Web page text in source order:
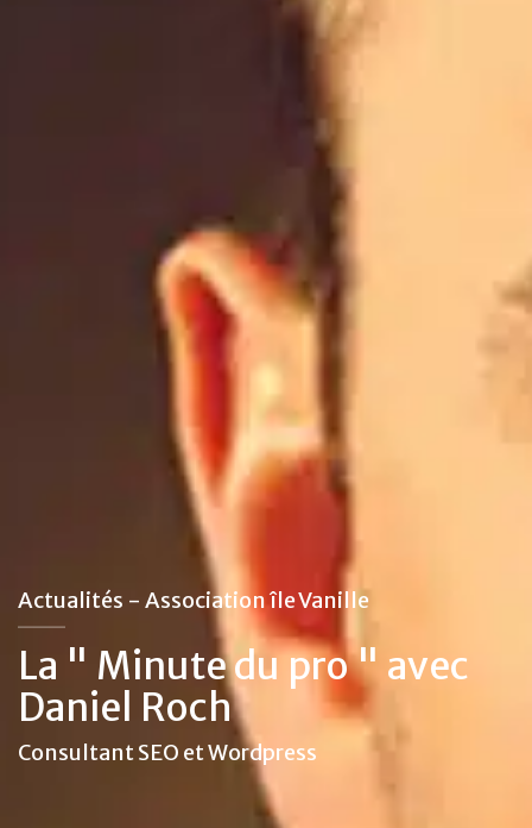
Actualités - Association île Vanille
La " Minute du pro " avec
Daniel Roch
Consultant SEO et Wordpress